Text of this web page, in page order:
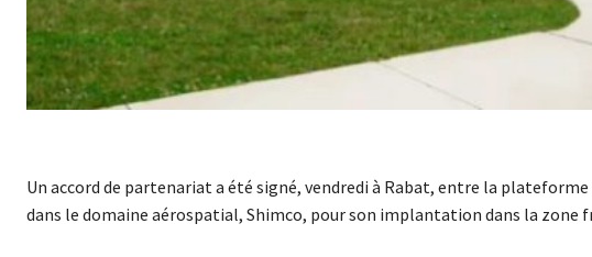
Un accord de partenariat a été signé, vendredi à Rabat, entre la
dans le domaine aérospatial, Shimco, pour son implantation dans la zone